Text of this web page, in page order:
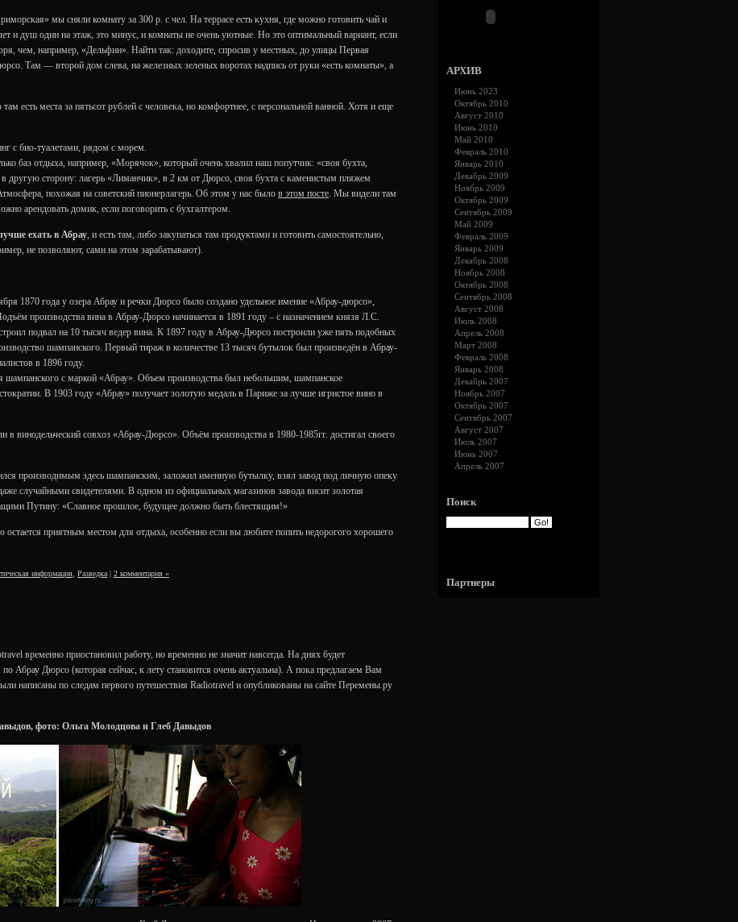
мы сняли комнату за 300 р. с чел. На террасе есть кухня, где можно готовить чай и
и душ один на этаж, это минус, и комнаты не очень уютные. Но это оптимальный вариант, если
чем, например, «Дельфин». Найти так: доходите, спросив у местных, до улицы Первая
Там — второй дом слева, на железных зеленых воротах надпись от руки «есть комнаты», а
есть места за пятьсот рублей с человека, но комфортнее, с персональной ванной. Хотя и еще
с био-туалетами, рядом с морем.
баз отдыха, например, «Морячок», который очень хвалил наш попутчик: «своя бухта,
другую сторону: лагерь «Лиманчик», в 2 км от Дюрсо, своя бухта с каменистым пляжем
похожая на советский пионерлагерь. Об этом у нас было в этом посте. Мы видели там
арендовать домик, если поговорить с бухгалтером.
ехать в Абрау, и есть там, либо закупаться там продуктами и готовить самостоятельно,
не позволяют, сами на этом зарабатывают).
1870 года у озера Абрау и речки Дюрсо было создано удельное имение «Абрау-дюрсо»,
производства вина в Абрау-Дюрсо начинается в 1891 году – с назначением князя Л.С.
подвал на 10 тысяч ведер вина. К 1897 году в Абрау-Дюрсо построили уже пять подобных
шампанского. Первый тираж в количестве 13 тысяч бутылок был произведён в Абрау-
в 1896 году.
шампанского с маркой «Абрау». Объем производства был небольшим, шампанское
В 1903 году «Абрау» получает золотую медаль в Париже за лучше игристое вино в
в винодельческий совхоз «Абрау-Дюрсо». Объём производства в 1980-1985гг. достигал своего
производимым здесь шампанским, заложил именную бутылку, взял завод под личную опеку
случайными свидетелями. В одном из официальных магазинов завода висит золотая
Путину: «Славное прошлое, будущее должно быть блестящим!»
приятным местом для отдыха, особенно если вы любите попить недорогого хорошего
информация Разведка | 2 комментария »
временно приостановил работу, но временно не значит навсегда. На днях будет
Абрау Дюрсо (которая сейчас, к лету становится очень актуальна). А пока предлагаем Вам
написаны по следам первого путешествия Radiotravel и опубликованы на сайте Перемены.ру
фото: Ольга Молодцова и Глеб Давыдов
АРХИВ
Июнь 2023
Октябрь 2010
Август 2010
Июнь 2010
Май 2010
Февраль 2010
Январь 2010
Декабрь 2009
Ноябрь 2009
Октябрь 2009
Сентябрь 2009
Май 2009
Февраль 2009
Январь 2009
Декабрь 2008
Ноябрь 2008
Октябрь 2008
Сентябрь 2008
Август 2008
Июль 2008
Апрель 2008
Март 2008
Февраль 2008
Январь 2008
Декабрь 2007
Ноябрь 2007
Октябрь 2007
Сентябрь 2007
Август 2007
Июль 2007
Июнь 2007
Апрель 2007
Поиск
Партнеры